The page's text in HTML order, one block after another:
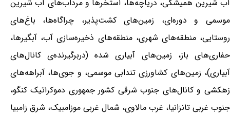
آب شیرین همیشگی، دریاچه‌ها، استخرها و مرداب‌های آب شیرین
موسمی و دوره‌ای، زمین‌های کشت‌پذیر، چراگاه‌ها، باغ‌های
روستایی، منطقه‌های شهری، منطقه‌های ذخیره‌سازی آب، آبگیرها،
حفاری‌های باز، زمین‌های آبیاری شده (دربرگیرنده‌ی کانال‌های
آبیاری)، زمین‌های کشاورزی تندابی موسمی، و جوی‌ها، آبراهه‌های
زهکشی و کانال‌های جنوب شرقی کشور جمهوری دموکراتیک کنگو،
جنوب غربی تانزانیا، غرب مالاوی، شمال غربی موزامبیک، شرق زامبیا